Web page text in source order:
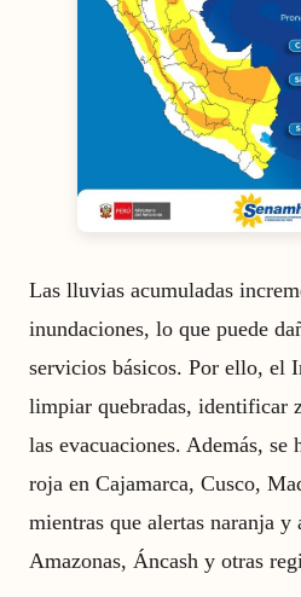
Las lluvias acumuladas
inundaciones, lo que puede
servicios básicos. Por ello, el
limpiar quebradas, identificar
las evacuaciones. Además, se
roja en Cajamarca, Cusco,
mientras que alertas naranja
Amazonas, Áncash y otras